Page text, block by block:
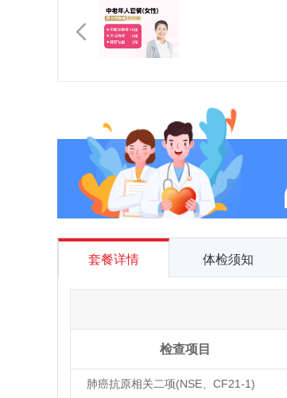
套餐详情 体检须知
检查项目
肺癌抗原相关二项(NSE、CF21-1)